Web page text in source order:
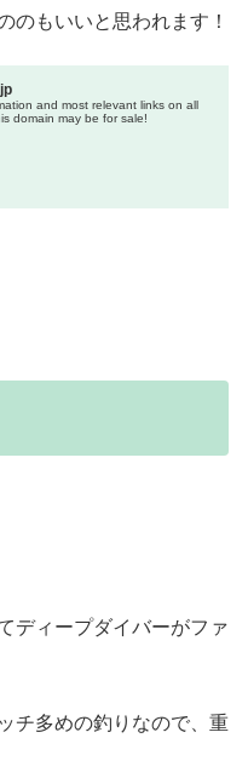
のもいいと思われます！
and most relevant links on all
domain may be for sale!
ディープダイバーがファ
チ多めの釣りなので、重